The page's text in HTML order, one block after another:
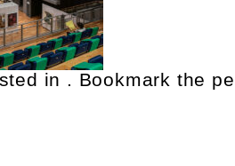
in . Bookmark the